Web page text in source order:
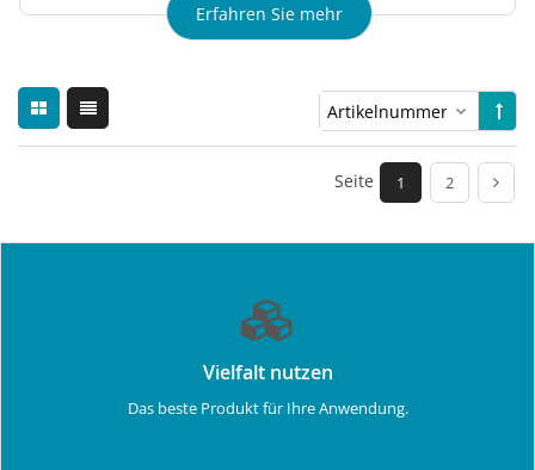
Erfahren Sie mehr
Seite 1 2
Vielfalt nutzen
Das beste Produkt für Ihre Anwendung.